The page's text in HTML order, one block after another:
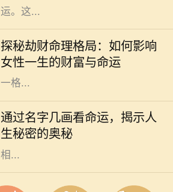
运。这...
探秘劫财命理格局：如何影响
女性一生的财富与命运
在命理学中，劫财格局常常被视为一
种特殊的命理趋势，尤其对女性而
言，它不仅影响着她的财富，还深刻
影响着她的生活与人际关系。了解这
一格...
通过名字几画看命运，揭示人
生秘密的奥秘
在中华文化中，名字不仅承载了父母
的期望和美好寓意，更在某种程度上
与一个人的命运息息相关。特别是名
字的笔画数，常被认为与其五行属性
相...